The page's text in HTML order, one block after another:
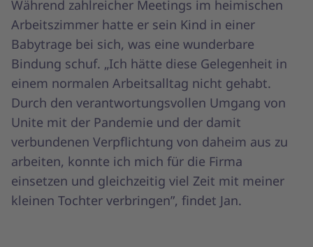
Während zahlreicher Meetings im heimischen
Arbeitszimmer hatte er sein Kind in einer
Babytrage bei sich, was eine wunderbare
Bindung schuf. „Ich hätte diese Gelegenheit in
einem normalen Arbeitsalltag nicht gehabt.
Durch den verantwortungsvollen Umgang von
Unite mit der Pandemie und der damit
verbundenen Verpflichtung von daheim aus zu
arbeiten, konnte ich mich für die Firma
einsetzen und gleichzeitig viel Zeit mit meiner
kleinen Tochter verbringen”, findet Jan.